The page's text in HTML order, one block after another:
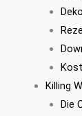
Killing
Die